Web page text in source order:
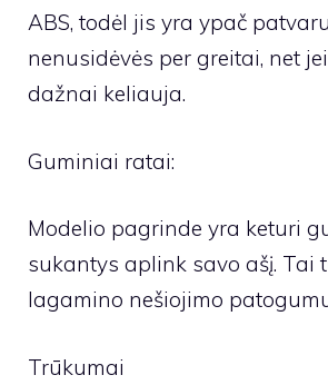
ABS, todėl jis yra ypač
nenusidėvės per greitai, net
dažnai keliauja.
Guminiai ratai:
Modelio pagrinde yra keturi
sukantys aplink savo ašį. Tai
lagamino nešiojimo
Trūkumai